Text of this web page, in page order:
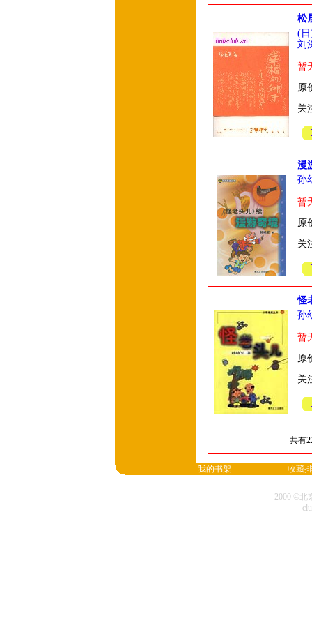
松
(
刘
暂
原
关
漫
孙
暂
原
关
怪
孙
暂
原
关
共有
我的书架 收藏
2000 ©北